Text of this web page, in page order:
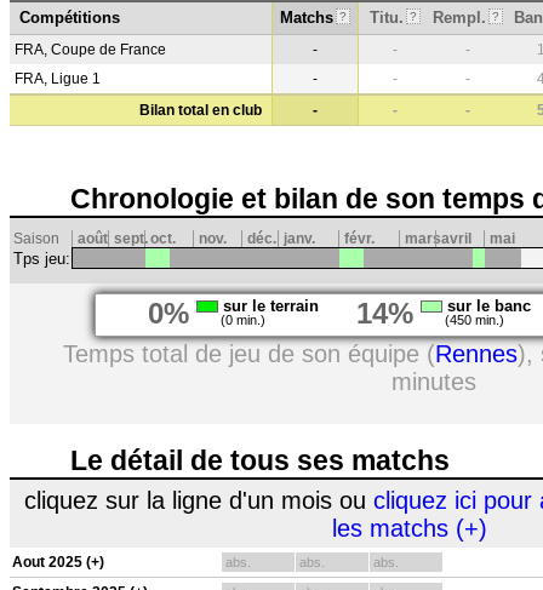
Compétitions Matchs ? Titu. ? Rempl. ?
FRA, Coupe de France - - -
FRA, Ligue 1
- - -
Bilan total en club
- - -
Chronologie et bilan de son temps
Saison août sept.oct. nov. déc. janv. févr. marsavril mai
Tps jeu:
0% sur le terrain
(0 min.) 14% sur le banc
(450 min.)
Temps total de jeu de son équipe (Rennes),
minutes
Le détail de tous ses matchs
cliquez sur la ligne d'un mois ou cliquez ici pour
les matchs (+)
Aout 2025 (+) abs. abs. abs.